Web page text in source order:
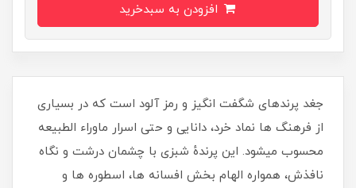
جغد پرندهای شگفت انگیز و رمز آلود است که در بسیاری
از فرهنگ ها نماد خرد، دانایی و حتی اسرار ماوراء الطبیعه
محسوب میشود. این پرندهٔ شبزی با چشمان درشت و نگاه
نافذش، همواره الهام بخش افسانه ها، اسطوره ها و